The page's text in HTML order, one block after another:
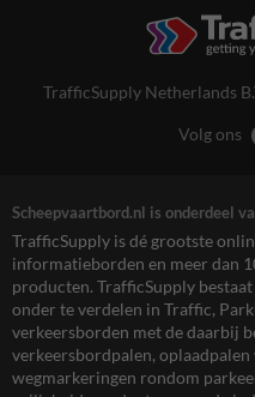
TrafficSupply Netherlands
Volg ons
Scheepvaartbord.nl is onderdeel
TrafficSupply is dé grootste
informatieborden en meer dan
producten. TrafficSupply
onder te verdelen in Traffic,
verkeersborden met de daarbij
verkeersbordpalen, oplaadpalen
wegmarkeringen rondom